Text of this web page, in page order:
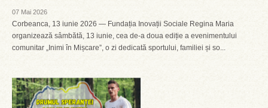
07 Mai 2026
Corbeanca, 13 iunie 2026 — Fundația Inovații Sociale Regina Maria
organizează sâmbătă, 13 iunie, cea de-a doua ediție a evenimentului
comunitar „Inimi în Mișcare”, o zi dedicată sportului, familiei și so...